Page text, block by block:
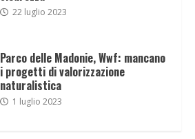
22 luglio 2023
Parco delle Madonie, Wwf: mancano
i progetti di valorizzazione
naturalistica
1 luglio 2023